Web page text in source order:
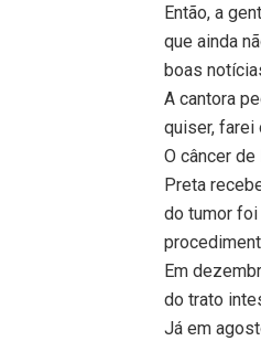
Então, a
que ainda
boas
A cantora
quiser, farei
O câncer de
Preta
do tumor foi
Em
do trato
Já em